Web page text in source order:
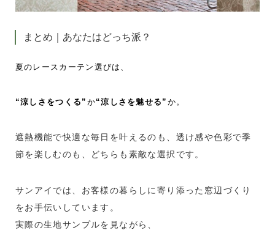
まとめ｜あなたはどっち派？
夏のレースカーテン選びは、
“涼しさをつくる” か“涼しさを魅せる” か。
遮熱機能で快適な毎日を叶えるのも、透け感や色彩で季
節を楽しむのも、どちらも素敵な選択です。
サンアイでは、お客様の暮らしに寄り添った窓辺づくり
をお手伝いしています。
実際の生地サンプルを見ながら、